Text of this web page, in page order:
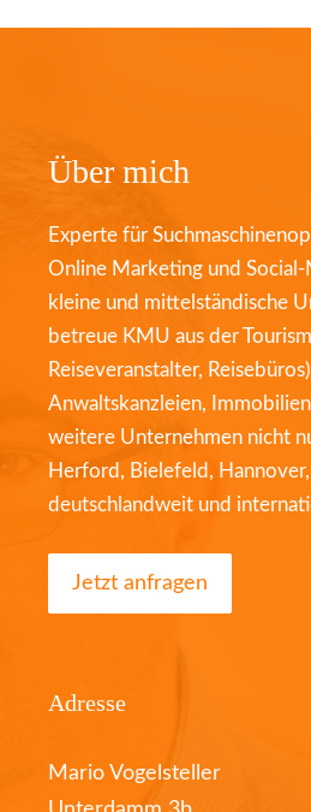
Über mich
Experte für
Online Marketing und
kleine und mittelständische
betreue KMU aus der
Reiseveranstalter,
Anwaltskanzleien,
weitere Unternehmen nicht
Herford, Bielefeld,
deutschlandweit und
Jetzt anfragen
Adresse
Mario Vogelsteller